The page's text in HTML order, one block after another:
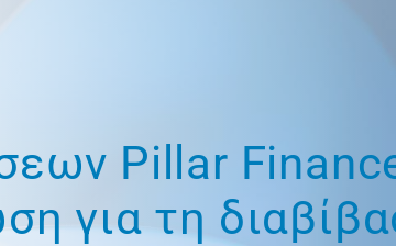
Pillar
για τη